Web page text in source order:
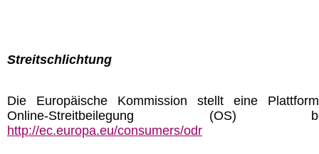
Streitschlichtung
Die Europäische Kommission stellt eine
Online-Streitbeilegung (OS)
http://ec.europa.eu/consumers/odr